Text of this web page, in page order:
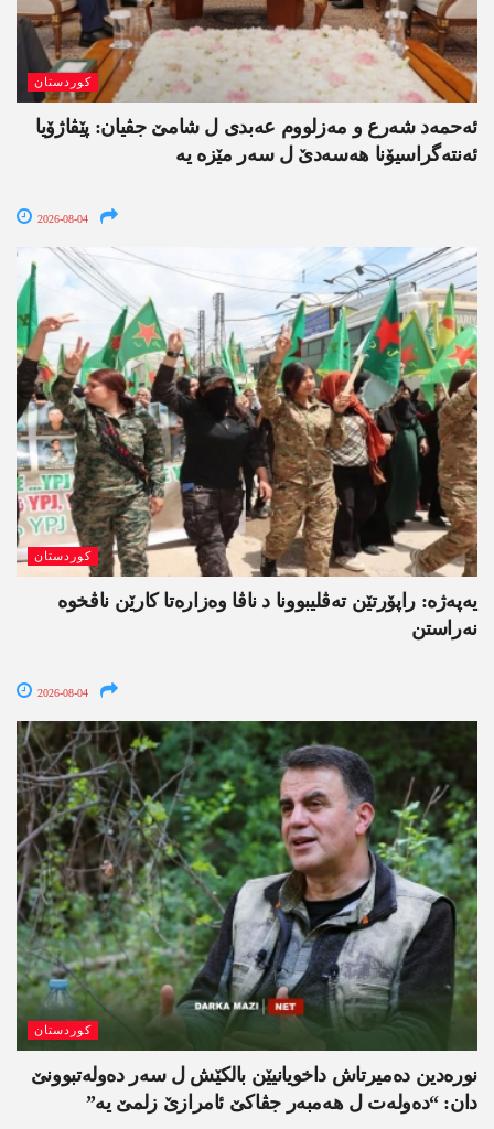
کوردستان
ئەحمەد شەرع و مەزلووم عەبدی ل شامێ جڤیان: پێڤاژۆیا
ئەنتەگراسیۆنا ھەسەدێ ل سەر مێزە یە
2026-08-04
کوردستان
یەپەژە: راپۆرتێن تەڤلیبوونا د ناڤا وەزارەتا کارێن ناڤخوە
نەراستن
2026-08-04
کوردستان
نورەدین دەمیرتاش داخویانیێن بالکێش ل سەر دەولەتبوونێ
دان: “دەولەت ل ھەمبەر جڤاکێ ئامرازێ زلمێ یە”